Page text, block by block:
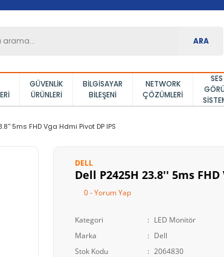
ARA
GÜVENLIK
ÜRÜNLERI
BILGISAYAR
BILEŞENI
NETWORK
ÇÖZÜMLERI
5ms FHD Vga Hdmi Pivot DP IPS
DELL
Dell P2425H 23.8'' 5ms
0 - Yorum Yap
Kategori
LED Monitör
Marka
Dell
Stok Kodu
2064830